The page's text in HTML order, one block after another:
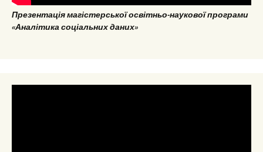
Презентація магістерської освітньо-наукової програми
«Аналітика соціальних даних»